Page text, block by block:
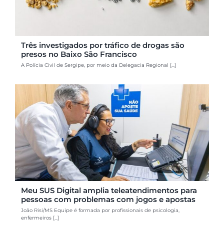
Três investigados por tráfico de drogas são
presos no Baixo São Francisco
A Polícia Civil de Sergipe, por meio da Delegacia Regional [...]
Meu SUS Digital amplia teleatendimentos para
pessoas com problemas com jogos e apostas
João Risi/MS Equipe é formada por profissionais de psicologia,
enfermeiros [...]